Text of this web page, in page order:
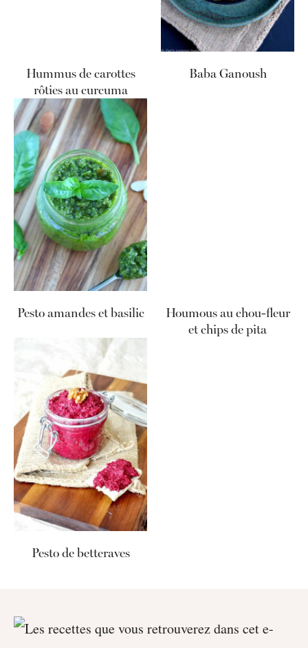
Hummus de carottes
rôties au curcuma
Baba Ganoush
Pesto amandes et basilic
Houmous au chou-fleur
et chips de pita
Pesto de betteraves